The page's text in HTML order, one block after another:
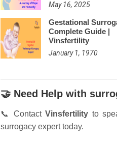
May 16, 2025
Gestational
Complete Guide |
Vinsfertility
January 1, 1970
🤝 Need Help with
📞 ContactVinsfertility to
surrogacy expert today.